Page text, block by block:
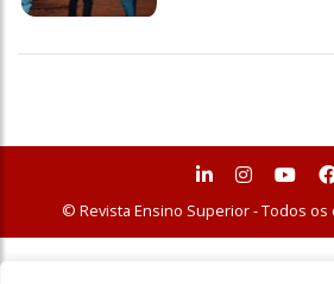
© Revista Ensino Superior - Todos